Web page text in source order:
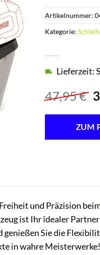
47,95€
Lieferzeit:
ZUM
Artikelnummer:
Kategorie:
und Präzision
ist Ihr idealer
genießen Sie die
in wahre Meisterwerke!